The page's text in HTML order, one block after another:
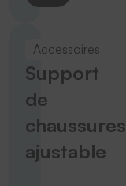
Accessoires
Support
de
chaussures
ajustable